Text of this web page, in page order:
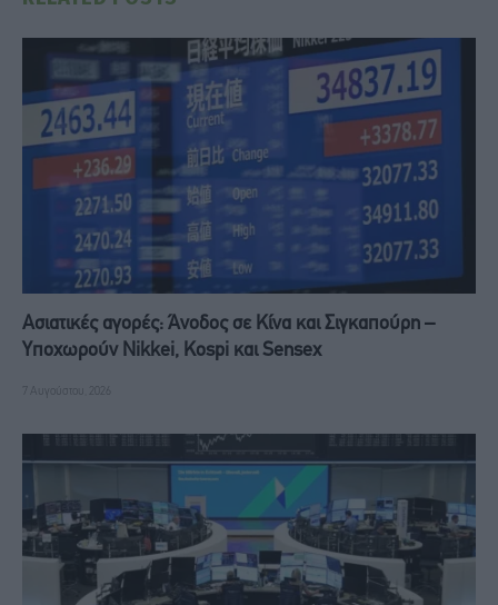
Ασιατικές αγορές: Άνοδος σε Κίνα και Σιγκαπούρη –
Υποχωρούν Nikkei, Kospi και Sensex
7 Αυγούστου, 2026